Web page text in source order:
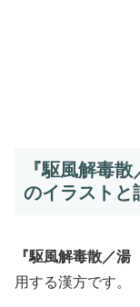
『駆風解毒
のイラストと
『駆風解毒散／湯
用する漢方です。